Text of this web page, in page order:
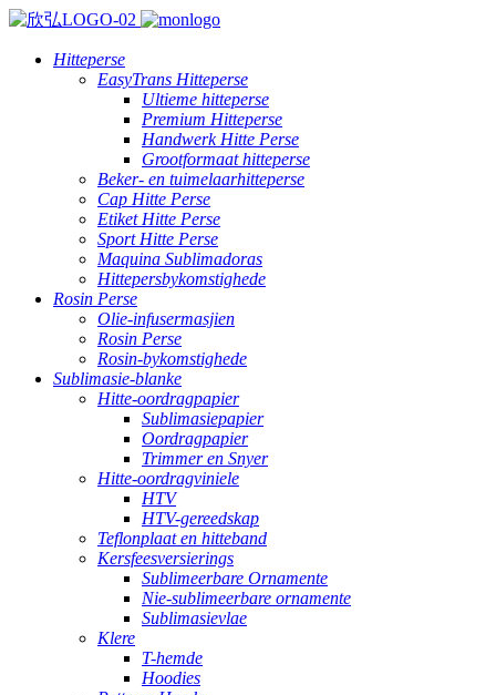
Hitteperse
EasyTrans Hitteperse
Ultieme hitteperse
Premium Hitteperse
Handwerk Hitte Perse
Grootformaat hitteperse
Beker- en tuimelaarhitteperse
Cap Hitte Perse
Etiket Hitte Perse
Sport Hitte Perse
Maquina Sublimadoras
Hittepersbykomstighede
Rosin Perse
Olie-infusermasjien
Rosin Perse
Rosin-bykomstighede
Sublimasie-blanke
Hitte-oordragpapier
Sublimasiepapier
Oordragpapier
Trimmer en Snyer
Hitte-oordragviniele
HTV
HTV-gereedskap
Teflonplaat en hitteband
Kersfeesversierings
Sublimeerbare Ornamente
Nie-sublimeerbare ornamente
Sublimasievlae
Klere
T-hemde
Hoodies